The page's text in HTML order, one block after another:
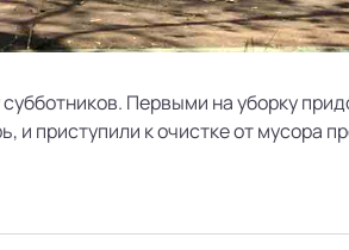
Первыми на уборку
приступили к очистке от мусора